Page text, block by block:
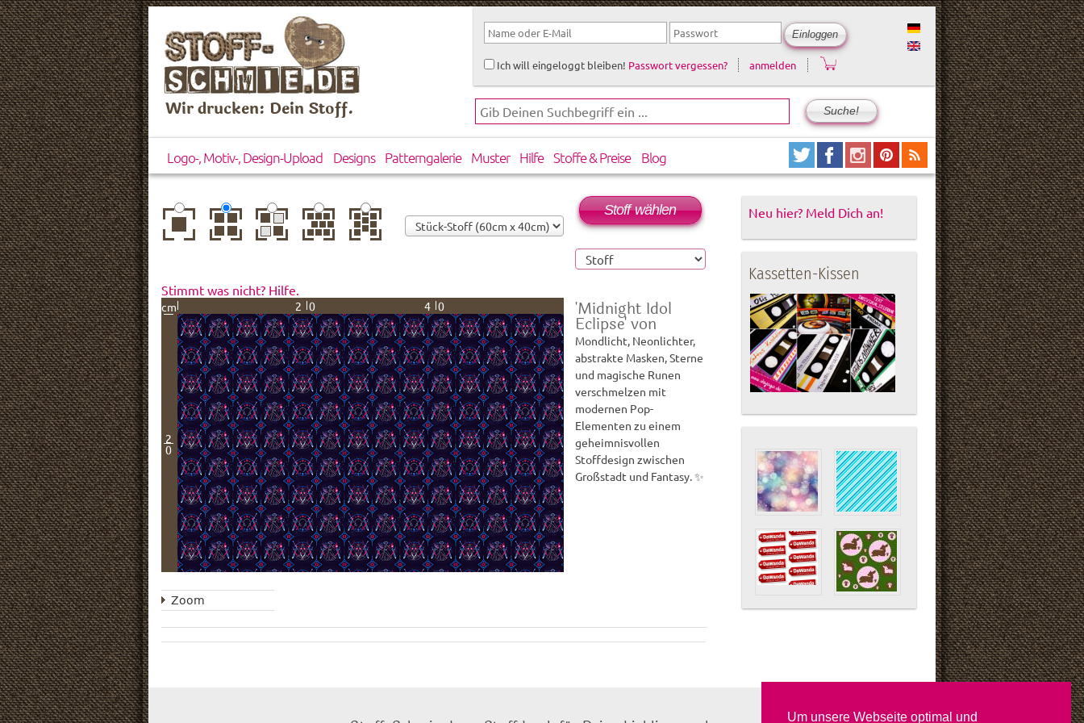
Um unsere Webseite optimal und
Wir drucken: Dein Stoff.
Ich will eingeloggt bleiben! Passwort vergessen? anmelden
Logo-, Motiv-, Design-Upload Designs Patterngalerie Muster Hilfe Stoffe & Preise Blog
zentriert
einfach
wiederholt
gespiegelthorizontal
versetzt
vertikal
versetzt
Stimmt was nicht? Hilfe.
cm 20 40
2
0
Stoff wählen
'Midnight Idol
Eclipse' von
Mondlicht, Neonlichter,
abstrakte Masken, Sterne
und magische Runen
verschmelzen mit
modernen Pop-
Elementen zu einem
geheimnisvollen
Stoffdesign zwischen
Großstadt und Fantasy. ✨
Zoom
Neu hier? Meld Dich an!
Kassetten-Kissen